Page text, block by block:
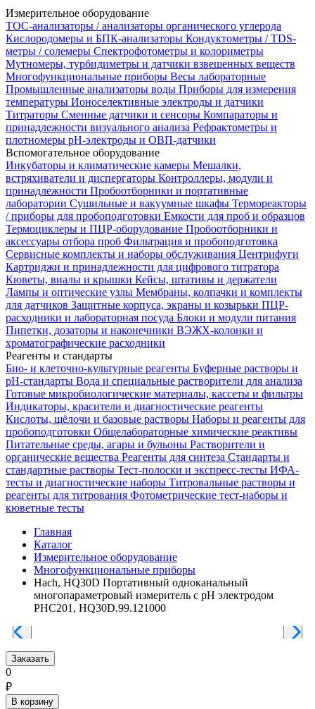
Измерительное оборудование
TOC-анализаторы / анализаторы органического углерода
Кислородомеры и БПК-анализаторы Кондуктометры / TDS-
метры / солемеры Спектрофотометры и колориметры
Мутномеры, турбидиметры и датчики взвешенных веществ
Многофункциональные приборы Весы лабораторные
Промышленные анализаторы воды Приборы для измерения
температуры Ионоселективные электроды и датчики
Титраторы Сменные датчики и сенсоры Компараторы и
принадлежности визуального анализа Рефрактометры и
плотномеры pH-электроды и ОВП-датчики
Вспомогательное оборудование
Инкубаторы и климатические камеры Мешалки,
встряхиватели и диспергаторы Контроллеры, модули и
принадлежности Пробоотборники и портативные
лаборатории Сушильные и вакуумные шкафы Термореакторы
/ приборы для пробоподготовки Емкости для проб и образцов
Термоциклеры и ПЦР-оборудование Пробоотборники и
аксессуары отбора проб Фильтрация и пробоподготовка
Сервисные комплекты и наборы обслуживания Центрифуги
Картриджи и принадлежности для цифрового титратора
Кюветы, виалы и крышки Кейсы, штативы и держатели
Лампы и оптические узлы Мембраны, колпачки и комплекты
для датчиков Защитные корпуса, экраны и козырьки ПЦР-
расходники и лабораторная посуда Блоки и модули питания
Пипетки, дозаторы и наконечники ВЭЖХ-колонки и
хроматографические расходники
Реагенты и стандарты
Био- и клеточно-культурные реагенты Буферные растворы и
pH-стандарты Вода и специальные растворители для анализа
Готовые микробиологические материалы, кассеты и фильтры
Индикаторы, красители и диагностические реагенты
Кислоты, щёлочи и базовые растворы Наборы и реагенты для
пробоподготовки Общелабораторные химические реактивы
Питательные среды, агары и бульоны Растворители и
органические вещества Реагенты для синтеза Стандарты и
стандартные растворы Тест-полоски и экспресс-тесты ИФА-
тесты и диагностические наборы Титровальные растворы и
реагенты для титрования Фотометрические тест-наборы и
кюветные тесты
Главная
Каталог
Измерительное оборудование
Многофункциональные приборы
Hach, HQ30D Портативный одноканальный
многопараметровый измеритель с pH электродом
PHC201, HQ30D.99.121000
Заказать
0
₽
В корзину